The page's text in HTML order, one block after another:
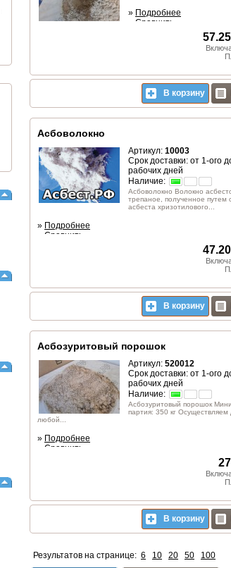
» Подробнее
Сравнить
В корзину
Асбоволокно
Артикул: 10003
Срок доставки: от 1-ого
рабочих дней
Наличие:
Асбоволокно Волокно
трепаное, полученное путем
асбеста хризотилового...
» Подробнее
Сравнить
В корзину
Асбозуритовый порошок
Артикул: 520012
Срок доставки: от 1-ого
рабочих дней
Наличие:
Асбозуритовый порошок
партия: 350 кг Осуществляем
любой...
» Подробнее
Сравнить
В корзину
Результатов на странице: 6 10 20 50 100